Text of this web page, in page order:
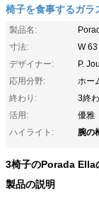
椅子を食事するガラ
製品名:
寸法:
W
デザイナー:
P.
応用分野:
ホー
終わり:
3終
活用:
優雅
ハイライト:
腕の
3椅子のPorada Ella
製品の説明